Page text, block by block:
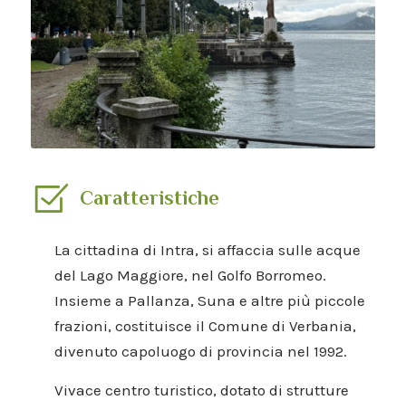
Caratteristiche
La cittadina di Intra, si affaccia sulle acque
del Lago Maggiore, nel Golfo Borromeo.
Insieme a Pallanza, Suna e altre più piccole
frazioni, costituisce il Comune di Verbania,
divenuto capoluogo di provincia nel 1992.
Vivace centro turistico, dotato di strutture